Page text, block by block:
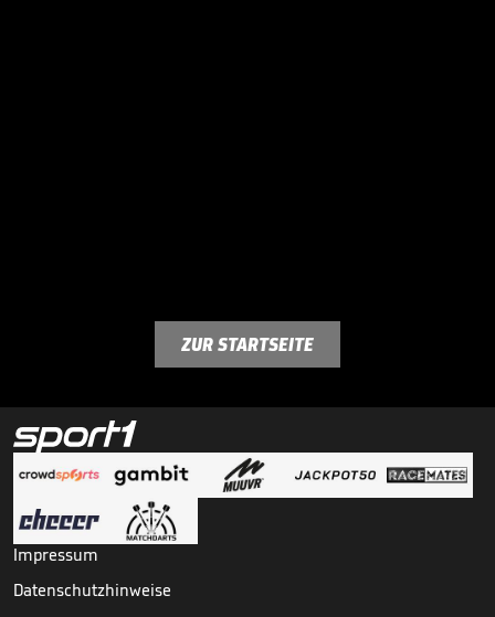
ZUR STARTSEITE
Impressum
Datenschutzhinweise